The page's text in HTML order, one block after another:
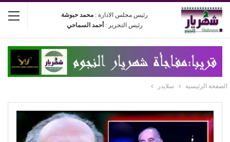
رئيس مجلس الادارة : محمد حبوشة
رئيس التحرير : أحمد السماحي
الصفحة الرئيسية سلايدر